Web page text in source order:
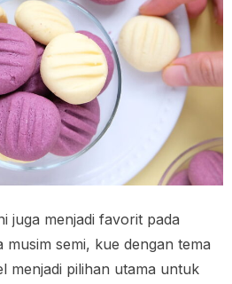
juga menjadi favorit pada
musim semi, kue dengan tema
menjadi pilihan utama untuk